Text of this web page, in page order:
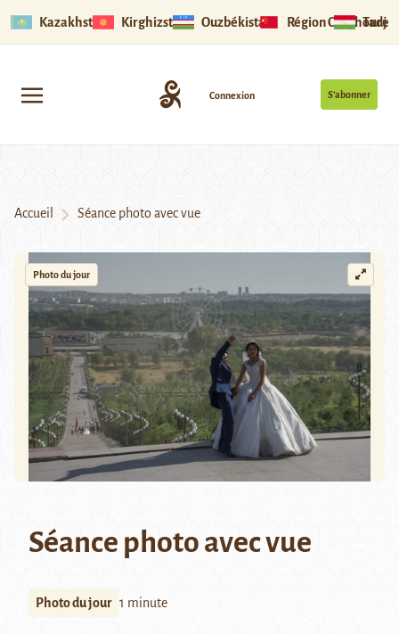
Kazakhstan Kirghizstan Ouzbékistan Région Ouïghoure
S’abonner
Connexion
Accueil Séance photo avec vue
Photo du jour
Séance photo avec vue
Photo du jour 1 minute